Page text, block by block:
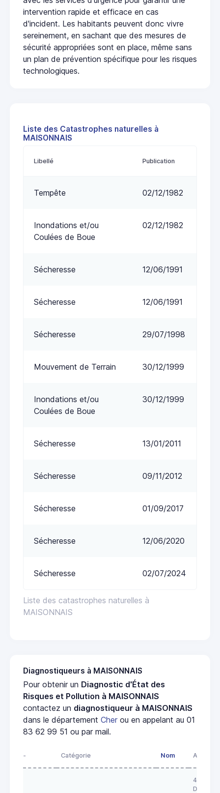
intervention rapide et efficace en cas
d'incident. Les habitants peuvent donc vivre
sereinement, en sachant que des mesures de
sécurité appropriées sont en place, même sans
un plan de prévention spécifique pour les risques
technologiques.
Liste des Catastrophes naturelles à
MAISONNAIS
Liste des catastrophes naturelles à
MAISONNAIS
Libellé Publication
Tempête 02/12/1982
Inondations et/ou
Coulées de Boue
02/12/1982
Sécheresse 12/06/1991
Sécheresse 12/06/1991
Sécheresse 29/07/1998
Mouvement de Terrain 30/12/1999
Inondations et/ou
Coulées de Boue
30/12/1999
Sécheresse 13/01/2011
Sécheresse 09/11/2012
Sécheresse 01/09/2017
Sécheresse 12/06/2020
Sécheresse 02/07/2024
Diagnostiqueurs à MAISONNAIS
Pour obtenir un Diagnostic d'État des
Risques et Pollution à MAISONNAIS
contactez un diagnostiqueur à MAISONNAIS
dans le département Cher ou en appelant au 01
83 62 99 51 ou par mail.
- Catégorie Nom Adresse
43 RUE